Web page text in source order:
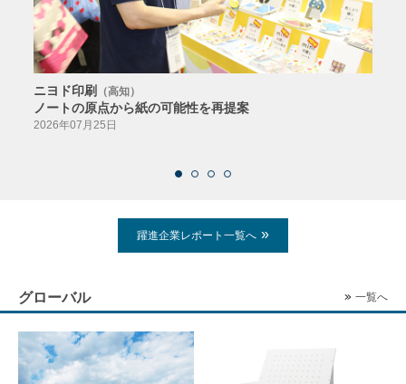
ニヨド印刷 （高知）
ノートの原点から紙の可能性を再提案
2026年07月25日
躍進企業レポート一覧へ
グローバル 一覧へ